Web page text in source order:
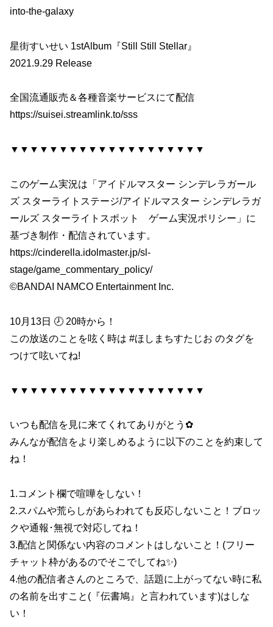
into-the-galaxy
星街すいせい 1stAlbum『Still Still Stellar』
2021.9.29 Release
全国流通販売＆各種音楽サービスにて配信
https://suisei.streamlink.to/sss
▼▼▼▼▼▼▼▼▼▼▼▼▼▼▼▼▼▼▼▼
このゲーム実況は「アイドルマスター シンデレラガール
ズ スターライトステージ/アイドルマスター シンデレラガ
ールズ スターライトスポット ゲーム実況ポリシー」に
基づき制作・配信されています。
https://cinderella.idolmaster.jp/sl-
stage/game_commentary_policy/
©BANDAI NAMCO Entertainment Inc.
10月13日 🕗 20時から！
この放送のことを呟く時は #ほしまちすたじお のタグを
つけて呟いてね!
▼▼▼▼▼▼▼▼▼▼▼▼▼▼▼▼▼▼▼▼
いつも配信を見に来てくれてありがとう✿
みんなが配信をより楽しめるように以下のことを約束して
ね！
1.コメント欄で喧嘩をしない！
2.スパムや荒らしがあらわれても反応しないこと！ブロッ
クや通報･無視で対応してね！
3.配信と関係ない内容のコメントはしないこと！(フリー
チャット枠があるのでそこでしてね✨)
4.他の配信者さんのところで、話題に上がってない時に私
の名前を出すこと(『伝書鳩』と言われています)はしな
い！